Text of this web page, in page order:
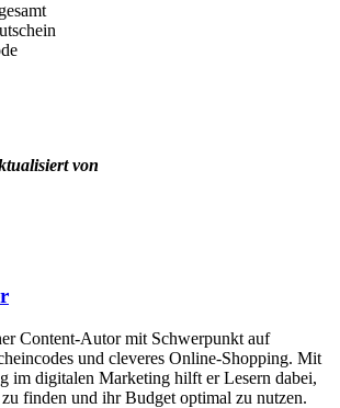
von
Content-Autor mit Schwerpunkt auf
und cleveres Online-Shopping. Mit
im digitalen Marketing hilft er Lesern dabei,
finden und ihr Budget optimal zu nutzen.